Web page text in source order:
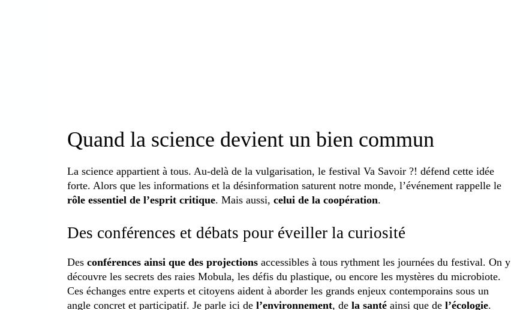
Quand la science devient un bien commun
La science appartient à tous. Au-delà de la vulgarisation, le festival Va Savoir ?! défend cette idée
forte. Alors que les informations et la désinformation saturent notre monde, l’événement rappelle le
rôle essentiel de l’esprit critique. Mais aussi, celui de la coopération.
Des conférences et débats pour éveiller la curiosité
Des conférences ainsi que des projections accessibles à tous rythment les journées du festival. On y
découvre les secrets des raies Mobula, les défis du plastique, ou encore les mystères du microbiote.
Ces échanges entre experts et citoyens aident à aborder les grands enjeux contemporains sous un
angle concret et participatif. Je parle ici de l’environnement, de la santé ainsi que de l’écologie.